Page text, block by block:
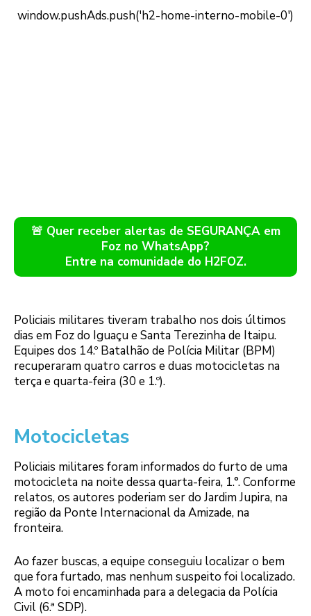
🚨 Quer receber alertas de SEGURANÇA em
Foz no WhatsApp?
Entre na comunidade do H2FOZ.
Policiais militares tiveram trabalho nos dois últimos
dias em Foz do Iguaçu e Santa Terezinha de Itaipu.
Equipes dos 14.º Batalhão de Polícia Militar (BPM)
recuperaram quatro carros e duas motocicletas na
terça e quarta-feira (30 e 1.º).
Motocicletas
Policiais militares foram informados do furto de uma
motocicleta na noite dessa quarta-feira, 1.°. Conforme
relatos, os autores poderiam ser do Jardim Jupira, na
região da Ponte Internacional da Amizade, na
fronteira.
Ao fazer buscas, a equipe conseguiu localizar o bem
que fora furtado, mas nenhum suspeito foi localizado.
A moto foi encaminhada para a delegacia da Polícia
Civil (6.ª SDP).